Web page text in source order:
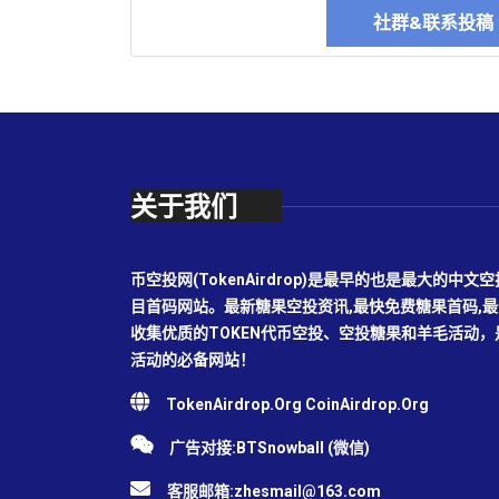
社群&联系投
关于我们
币空投网(TokenAirdrop)是最早的也是最大的中文
目首码网站。最新糖果空投资讯,最快免费糖果首码,
收集优质的TOKEN代币空投、空投糖果和羊毛活动
活动的必备网站！
TokenAirdrop.Org CoinAirdrop.Org
广告对接:BTSnowball (微信)
客服邮箱:zhesmail@163.com